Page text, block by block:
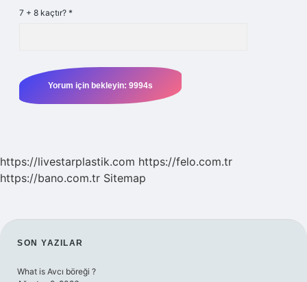
7 + 8 kaçtır? *
https://livestarplastik.com https://felo.com.tr
https://bano.com.tr Sitemap
SIDEBAR
SON YAZILAR
What is Avcı böreği ?